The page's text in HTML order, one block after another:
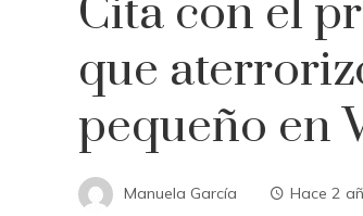
Cita con el
que
pequeño en
Manuela García Hace 2